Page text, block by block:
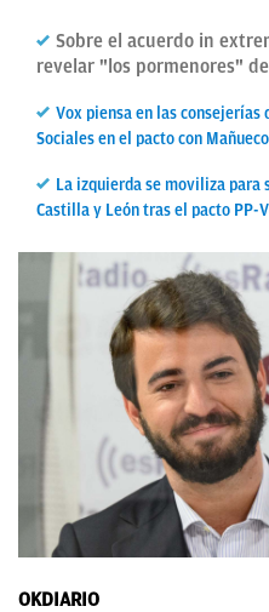
Sobre el acuerdo in
revelar "los pormenores"
Vox piensa en las consejerías
Sociales en el pacto con Mañueco
La izquierda se moviliza para
Castilla y León tras el pacto PP-
OKDIARIO